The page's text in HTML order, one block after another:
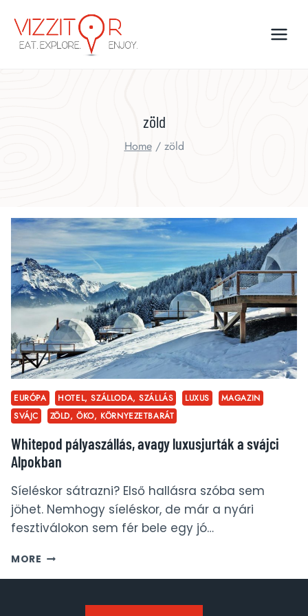
content
zöld
Home / zöld
EURÓPA HOTEL, SZÁLLODA, SZÁLLÁS LUXUS
MAGAZIN
SVÁJC
ZÖLD, ÖKO, KÖRNYEZETBARÁT
Whitepod pályaszállás, avagy luxusjurták a svájci
Alpokban
Síeléskor sátrazni? Első hallásra szóba sem
jöhet. Nemhogy síeléskor, de már a nyári
fesztiválokon sem fér bele egy jó…
MORE WHITEPOD